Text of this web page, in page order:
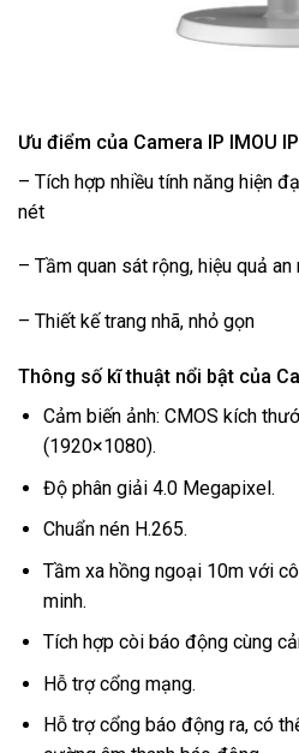
Ưu điểm của Camera IP IMOU
– Tích hợp nhiều tính năng hiện
nét
– Tầm quan sát rộng, hiệu quả an
– Thiết kế trang nhã, nhỏ gọn
Thông số kĩ thuật nổi bật của
Cảm biến ảnh: CMOS kích
(1920×1080).
Độ phân giải 4.0 Megapixel.
Chuẩn nén H.265.
Tầm xa hồng ngoại 10m với
minh.
Tích hợp còi báo động cùng
Hỗ trợ cổng mạng.
Hỗ trợ cổng báo động ra, có